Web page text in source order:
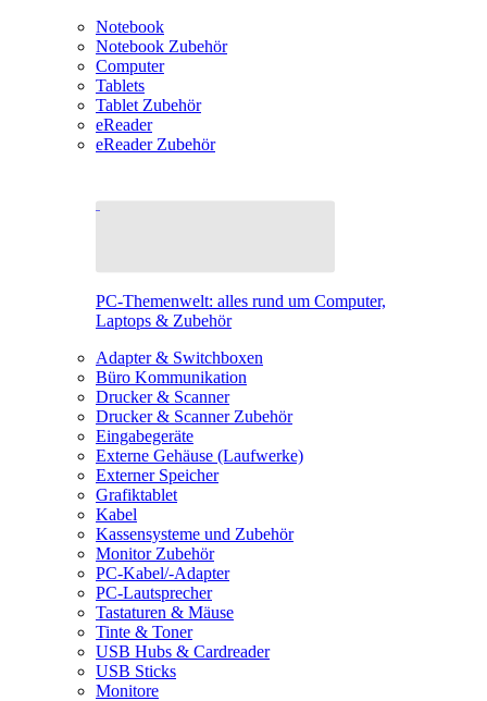
Notebook
Notebook Zubehör
Computer
Tablets
Tablet Zubehör
eReader
eReader Zubehör
PC-Themenwelt: alles rund um Computer,
Laptops & Zubehör
Adapter & Switchboxen
Büro Kommunikation
Drucker & Scanner
Drucker & Scanner Zubehör
Eingabegeräte
Externe Gehäuse (Laufwerke)
Externer Speicher
Grafiktablet
Kabel
Kassensysteme und Zubehör
Monitor Zubehör
PC-Kabel/-Adapter
PC-Lautsprecher
Tastaturen & Mäuse
Tinte & Toner
USB Hubs & Cardreader
USB Sticks
Monitore